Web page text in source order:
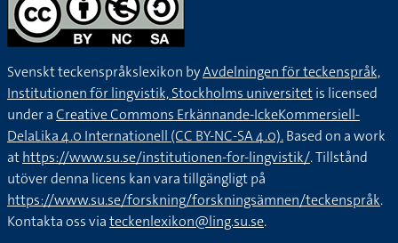
Svenskt teckenspråkslexikon byAvdelningen för teckenspråk,
Institutionen för lingvistik, Stockholms universitetis licensed
under aCreative Commons Erkännande-IckeKommersiell-
DelaLika 4.0 Internationell (CC BY-NC-SA 4.0).Based on a work
athttps://www.su.se/institutionen-for-lingvistik/. Tillstånd
utöver denna licens kan vara tillgängligt på
https://www.su.se/forskning/forskningsämnen/teckenspråk.
Kontakta oss viateckenlexikon@ling.su.se.